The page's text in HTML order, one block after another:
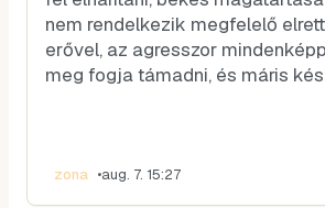
nem rendelkezik megfelelő
erővel, az agresszor
meg fogja támadni, és máris
zona •aug. 7. 15:27